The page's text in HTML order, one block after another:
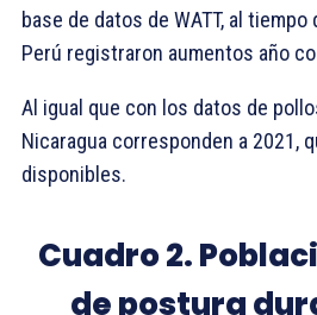
base de datos de WATT, al
Perú registraron aumentos año
Al igual que con los datos de
Nicaragua corresponden a 2021,
disponibles.
Cuadro 2.
de postura